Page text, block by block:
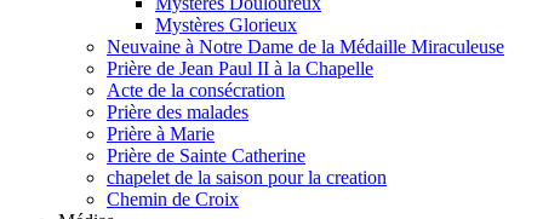
Mystères Glorieux
Neuvaine à Notre Dame de la Médaille Miraculeuse
Prière de Jean Paul II à la Chapelle
Acte de la consécration
Prière des malades
Prière à Marie
Prière de Sainte Catherine
chapelet de la saison pour la creation
Chemin de Croix